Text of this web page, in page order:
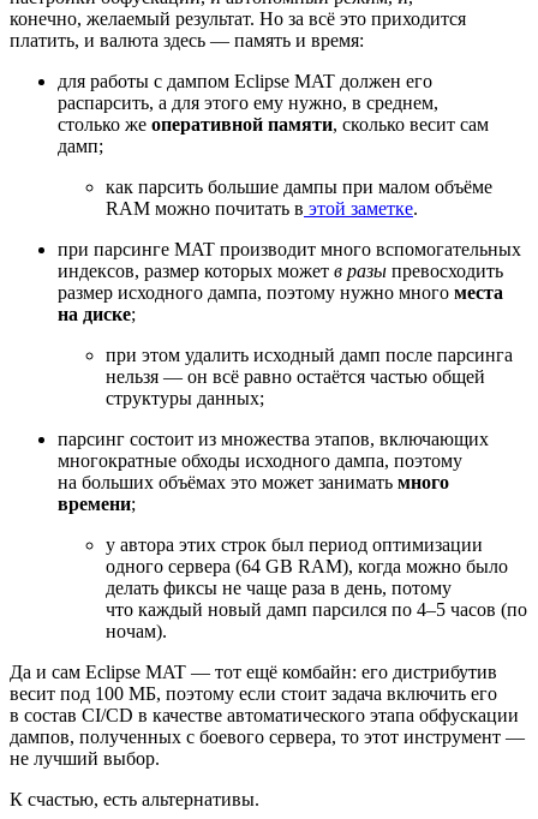
конечно, желаемый результат. Но за всё это приходится
платить, и валюта здесь — память и время:
для работы с дампом Eclipse MAT должен его
распарсить, а для этого ему нужно, в среднем,
столько же оперативной памяти, сколько весит сам
дамп;
как парсить большие дампы при малом объёме
RAM можно почитать в этой заметке.
при парсинге MAT производит много вспомогательных
индексов, размер которых может в разы превосходить
размер исходного дампа, поэтому нужно много места
на диске;
при этом удалить исходный дамп после парсинга
нельзя — он всё равно остаётся частью общей
структуры данных;
парсинг состоит из множества этапов, включающих
многократные обходы исходного дампа, поэтому
на больших объёмах это может занимать много
времени;
у автора этих строк был период оптимизации
одного сервера (64 GB RAM), когда можно было
делать фиксы не чаще раза в день, потому
что каждый новый дамп парсился по 4–5 часов (по
ночам).
Да и сам Eclipse MAT — тот ещё комбайн: его дистрибутив
весит под 100 МБ, поэтому если стоит задача включить его
в состав CI/CD в качестве автоматического этапа обфускации
дампов, полученных с боевого сервера, то этот инструмент —
не лучший выбор.
К счастью, есть альтернативы.